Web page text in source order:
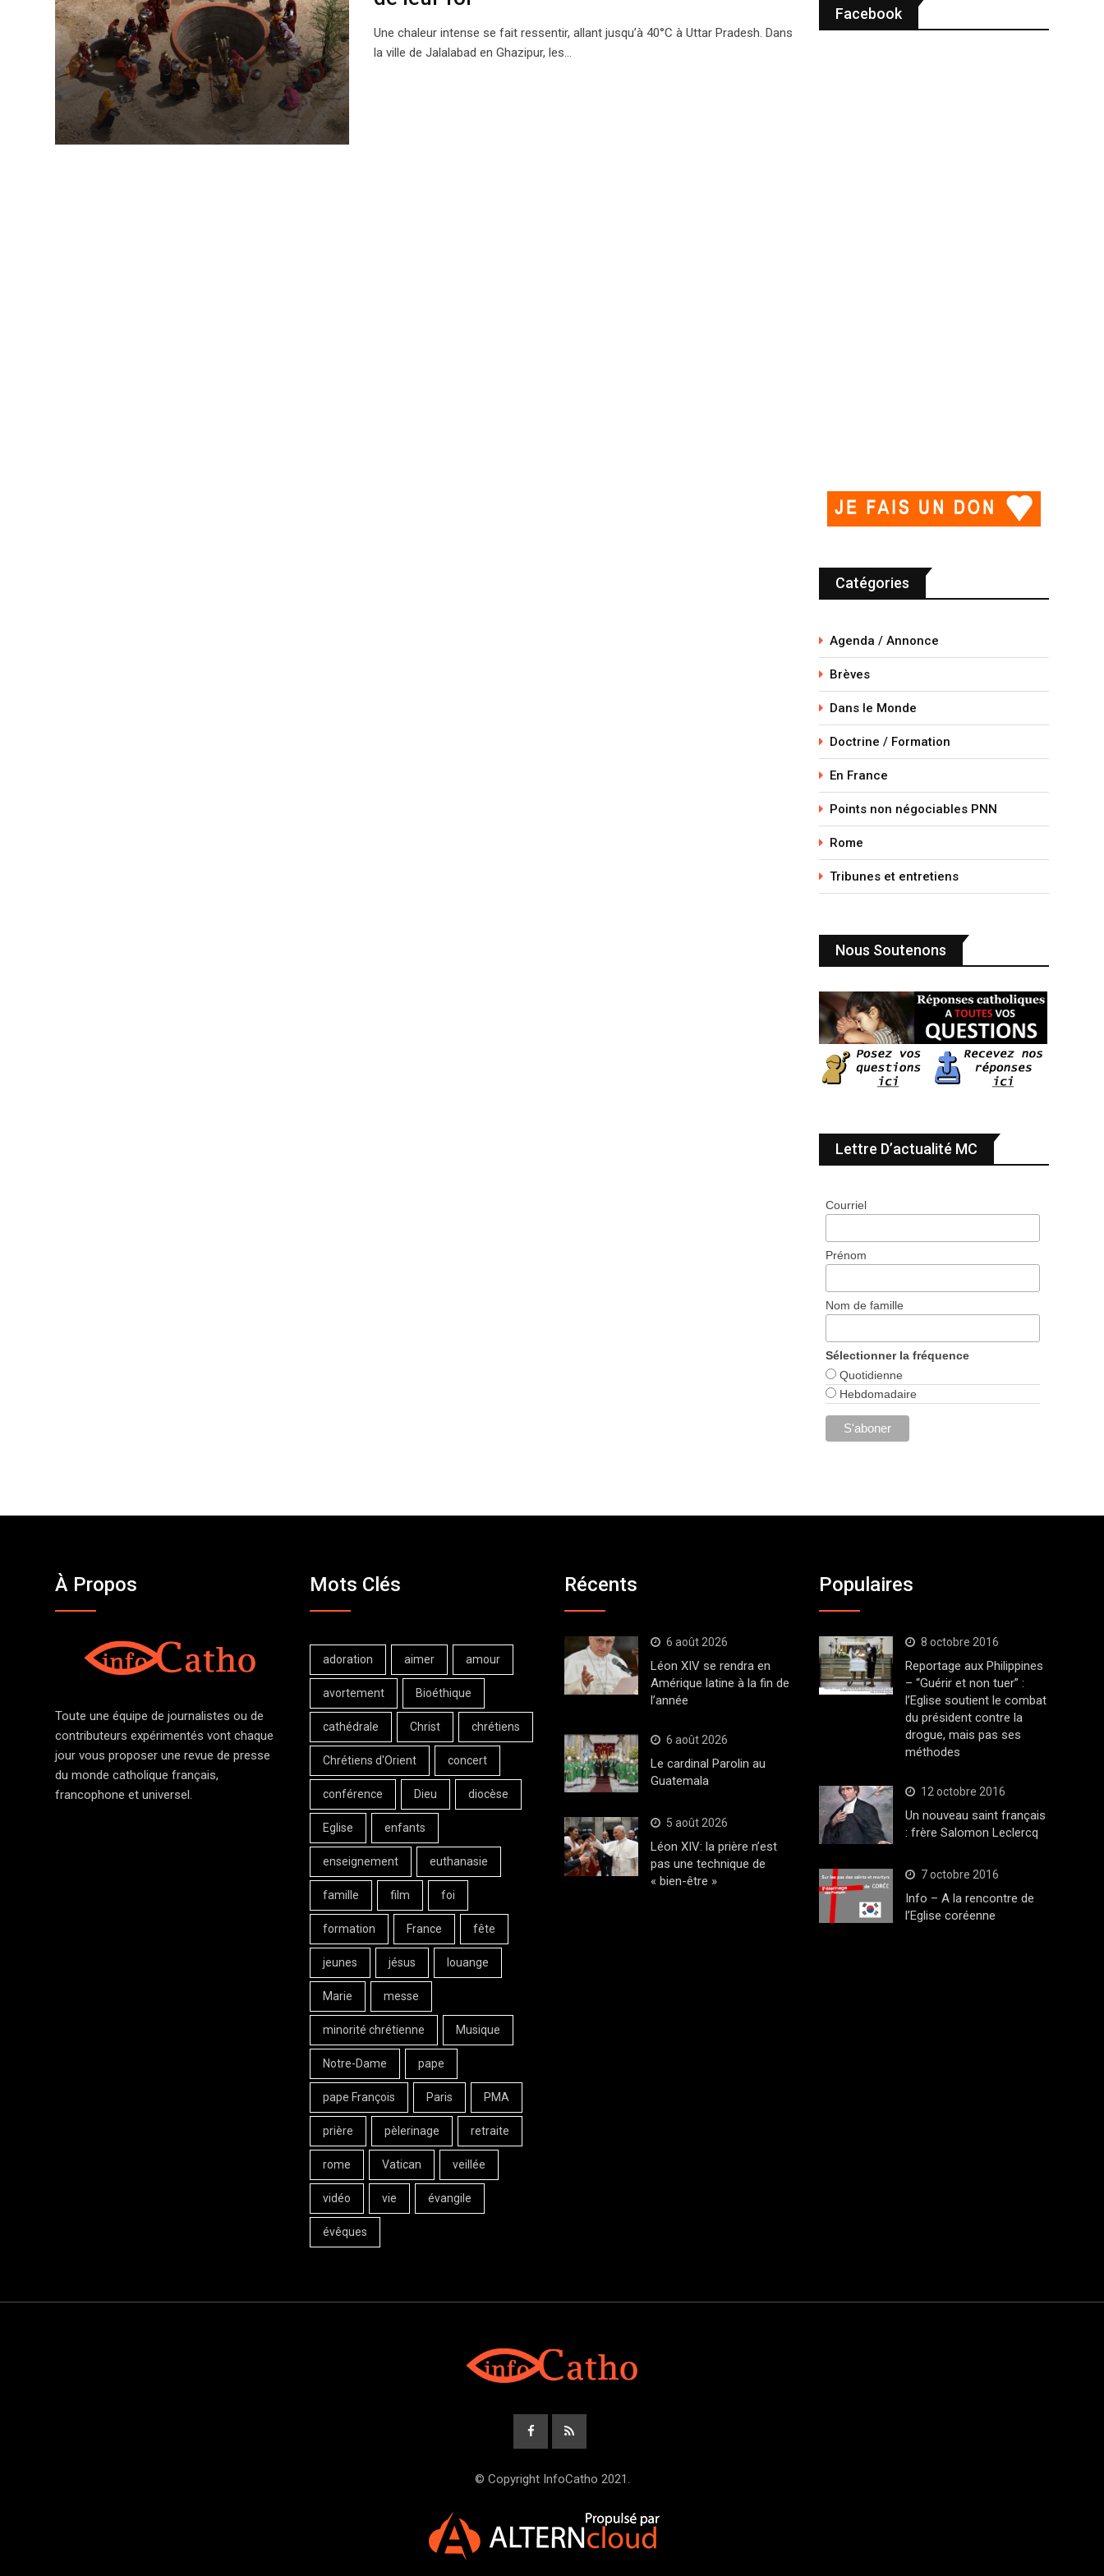
Une chaleur intense se fait ressentir, allant jusqu’à 40°C à Uttar Pradesh. Dans
la ville de Jalalabad en Ghazipur, les…
Facebook
Catégories
Agenda / Annonce
Brèves
Dans le Monde
Doctrine / Formation
En France
Points non négociables PNN
Rome
Tribunes et entretiens
Nous Soutenons
Lettre D’actualité MC
Courriel
Prénom
Nom de famille
Sélectionner la fréquence
Quotidienne
Hebdomadaire
À Propos
Toute une équipe de journalistes ou de
contributeurs expérimentés vont chaque
jour vous proposer une revue de presse
du monde catholique français,
francophone et universel.
Mots Clés
adoration aimer amour
avortement Bioéthique
cathédrale Christ chrétiens
Chrétiens d'Orient concert
conférence Dieu diocèse
Eglise enfants
enseignement euthanasie
famille film foi
formation France fête
jeunes jésus louange
Marie messe
minorité chrétienne Musique
Notre-Dame pape
pape François Paris PMA
prière pèlerinage retraite
rome Vatican veillée
vidéo vie évangile
évêques
Récents
6 août 2026
Léon XIV se rendra en
Amérique latine à la fin de
l’année
6 août 2026
Le cardinal Parolin au
Guatemala
5 août 2026
Léon XIV: la prière n’est
pas une technique de
« bien-être »
Populaires
8 octobre 2016
Reportage aux Philippines
– “Guérir et non tuer” :
l’Eglise soutient le combat
du président contre la
drogue, mais pas ses
méthodes
12 octobre 2016
Un nouveau saint français
: frère Salomon Leclercq
7 octobre 2016
Info – A la rencontre de
l’Eglise coréenne
© Copyright InfoCatho 2021.